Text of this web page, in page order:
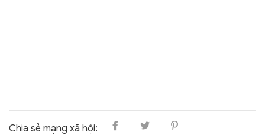
Chia sẻ mạng xã hội: